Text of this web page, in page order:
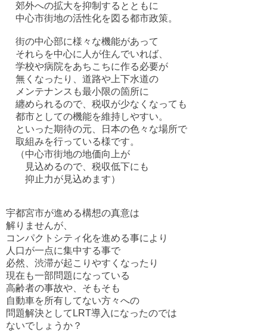
郊外への拡大を抑制するとともに
中心市街地の活性化を図る都市政策。
街の中心部に様々な機能があって
それらを中心に人が住んでいれば、
学校や病院をあちこちに作る必要が
無くなったり、道路や上下水道の
メンテナンスも最小限の箇所に
纏められるので、税収が少なくなっても
都市としての機能を維持しやすい。
といった期待の元、日本の色々な場所で
取組みを行っている様です。
（中心市街地の地価向上が
見込めるので、税収低下にも
抑止力が見込めます）
宇都宮市が進める構想の真意は
解りませんが、
コンパクトシティ化を進める事により
人口が一点に集中する事で
必然、渋滞が起こりやすくなったり
現在も一部問題になっている
高齢者の事故や、そもそも
自動車を所有してない方々への
問題解決としてLRT導入になったのでは
ないでしょうか？